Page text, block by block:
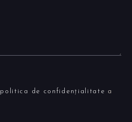
politica de confidențialitate a